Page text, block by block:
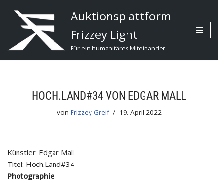
Zum
Inhalt
Auktionsplattform
Frizzey Light
Für ein humanitäres Miteinander
HOCH.LAND#34 VON EDGAR MALL
von Frizzey Greif 19. April 2022
Künstler: Edgar Mall
Titel: Hoch.Land#34
Photographie